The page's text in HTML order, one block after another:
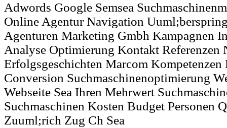
Adwords Google Semsea
Online Agentur Navigation
Agenturen Marketing Gmbh Kampagnen
Analyse Optimierung Kontakt Referenzen
Erfolgsgeschichten Marcom Kompetenzen
Conversion Suchmaschinenoptimierung
Webseite Sea Ihren Mehrwert
Suchmaschinen Kosten Budget Personen
Zuuml;rich Zug Ch Sea